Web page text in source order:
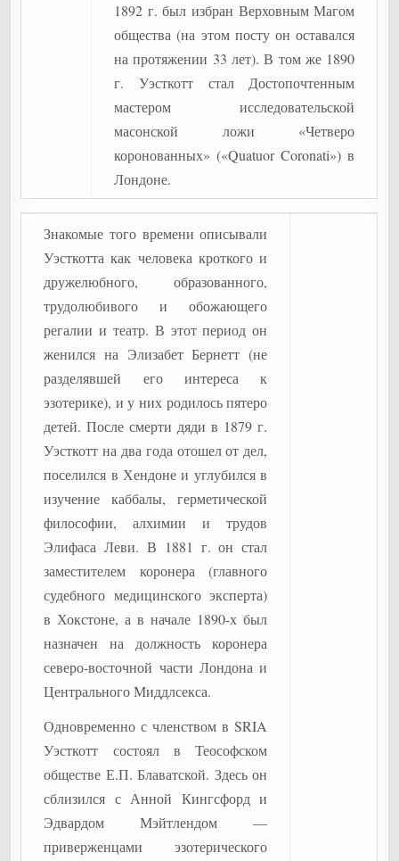
1892 г. был избран Верховным Магом
общества (на этом посту он оставался
на протяжении 33 лет). В том же 1890
г. Уэсткотт стал Достопочтенным
мастером исследовательской
масонской ложи «Четверо
коронованных» («Quatuor Coronati») в
Лондоне.
Знакомые того времени описывали
Уэсткотта как человека кроткого и
дружелюбного, образованного,
трудолюбивого и обожающего
регалии и театр. В этот период он
женился на Элизабет Бернетт (не
разделявшей его интереса к
эзотерике), и у них родилось пятеро
детей. После смерти дяди в 1879 г.
Уэсткотт на два года отошел от дел,
поселился в Хендоне и углубился в
изучение каббалы, герметической
философии, алхимии и трудов
Элифаса Леви. В 1881 г. он стал
заместителем коронера (главного
судебного медицинского эксперта)
в Хокстоне, а в начале 1890-х был
назначен на должность коронера
северо-восточной части Лондона и
Центрального Миддлсекса.
Одновременно с членством в SRIA
Уэсткотт состоял в Теософском
обществе Е.П. Блаватской. Здесь он
сблизился с Анной Кингсфорд и
Эдвардом Мэйтлендом —
приверженцами эзотерического